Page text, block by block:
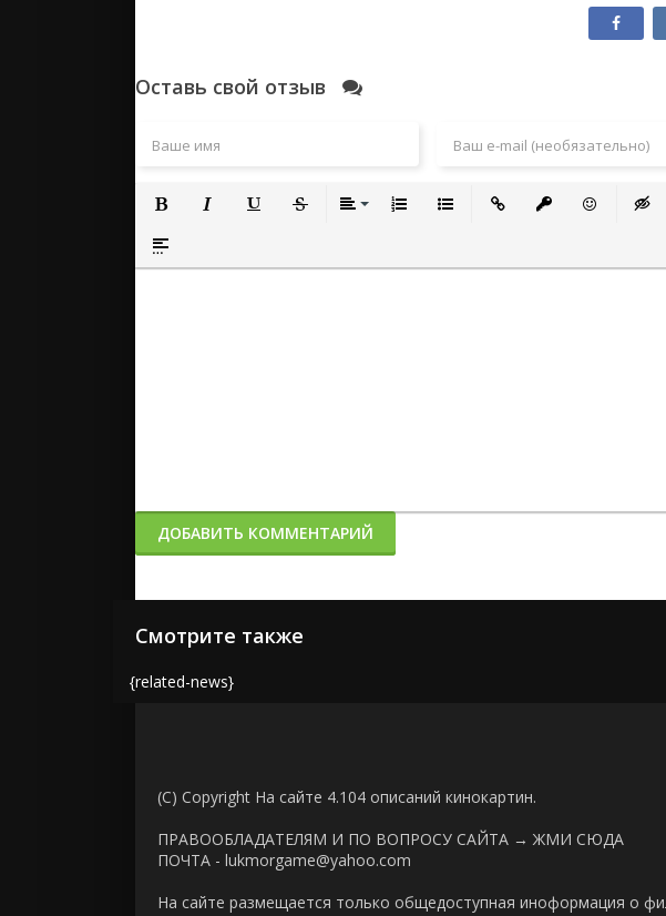
Оставь свой отзыв
Полужирный
Вставка спойлера
ДОБАВИТЬ КОММЕНТАРИЙ
Смотрите также
{related-news}
(C) Copyright На сайте 4.104 описаний кинокартин.
ПРАВООБЛАДАТЕЛЯМ И ПО ВОПРОСУ САЙТА → ЖМИ СЮДА
ПОЧТА - lukmorgame@yahoo.com
На сайте размещается только общедоступная иноформация о